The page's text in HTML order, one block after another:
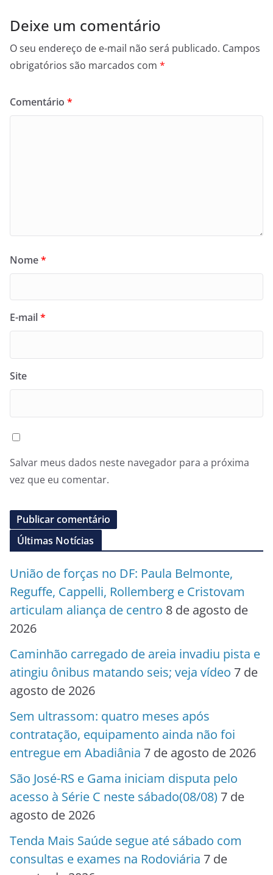
Deixe um comentário
O seu endereço de e-mail não será publicado. Campos
obrigatórios são marcados com *
Comentário *
Nome*
E-mail*
Site
Salvar meus dados neste navegador para a próxima
vez que eu comentar.
Últimas Notícias
União de forças no DF: Paula Belmonte,
Reguffe, Cappelli, Rollemberg e Cristovam
articulam aliança de centro 8 de agosto de
2026
Caminhão carregado de areia invadiu pista e
atingiu ônibus matando seis; veja vídeo 7 de
agosto de 2026
Sem ultrassom: quatro meses após
contratação, equipamento ainda não foi
entregue em Abadiânia 7 de agosto de 2026
São José-RS e Gama iniciam disputa pelo
acesso à Série C neste sábado(08/08) 7 de
agosto de 2026
Tenda Mais Saúde segue até sábado com
consultas e exames na Rodoviária 7 de